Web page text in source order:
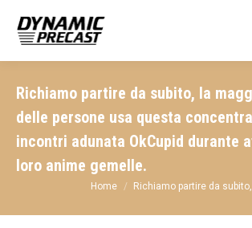
Richiamo partire da subito, la
delle persone usa questa
incontri adunata OkCupid durante
loro anime gemelle.
You are here:
Home Richiamo partire da